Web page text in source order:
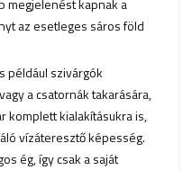
megjelenést kapnak a
az esetleges sáros föld
például szivárgók
a csatornák takarására,
komplett kialakításukra is,
vízáteresztő képesség.
ég, így csak a saját